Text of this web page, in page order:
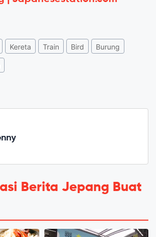
Kereta Train Bird Burung
Berita Jepang Buat